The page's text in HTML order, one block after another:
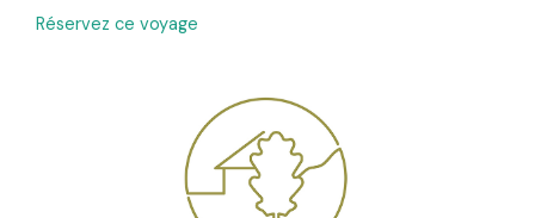
Réservez ce voyage